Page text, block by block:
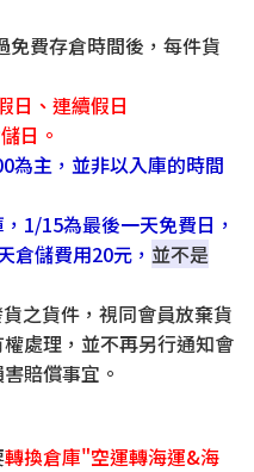
免費存倉時間後，每件貨
日、連續假日
日。
為主，並非以入庫的時間
1/15為最後一天免費日，
倉儲費用20元， 並不是
之貨件，視同會員放棄貨
處理，並不再另行通知會
賠償事宜。
轉換倉庫"空運轉海運&海